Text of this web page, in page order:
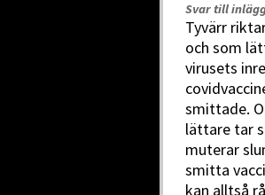
Svar till
Tyvärr
och som
virusets
smittade.
lättare tar
muterar
smitta
kan alltså